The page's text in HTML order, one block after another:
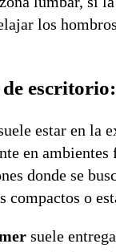
los
estar en la
en ambientes
donde se
o
suele